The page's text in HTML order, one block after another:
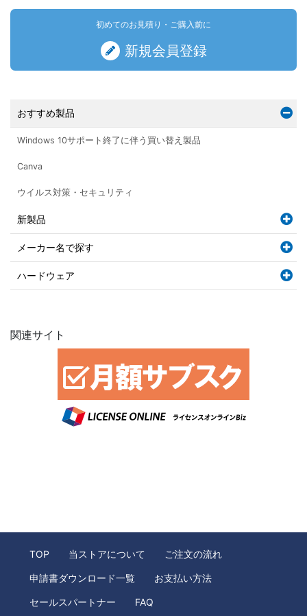
初めてのお見積り・ご購入前に
新規会員登録
おすすめ製品
Windows 10サポート終了に伴う買い替え製品
Canva
ウイルス対策・セキュリティ
新製品
メーカー名で探す
ハードウェア
関連サイト
TOP 当ストアについて ご注文の流れ
申請書ダウンロード一覧 お支払い方法
セールスパートナー FAQ